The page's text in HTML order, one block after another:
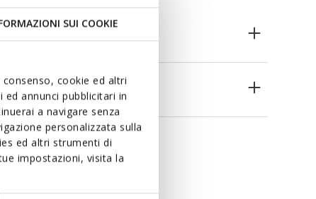
SUI COOKIE
cookie ed altri
annunci pubblicitari in
a navigare senza
personalizzata sulla
ed altri strumenti di
impostazioni, visita la